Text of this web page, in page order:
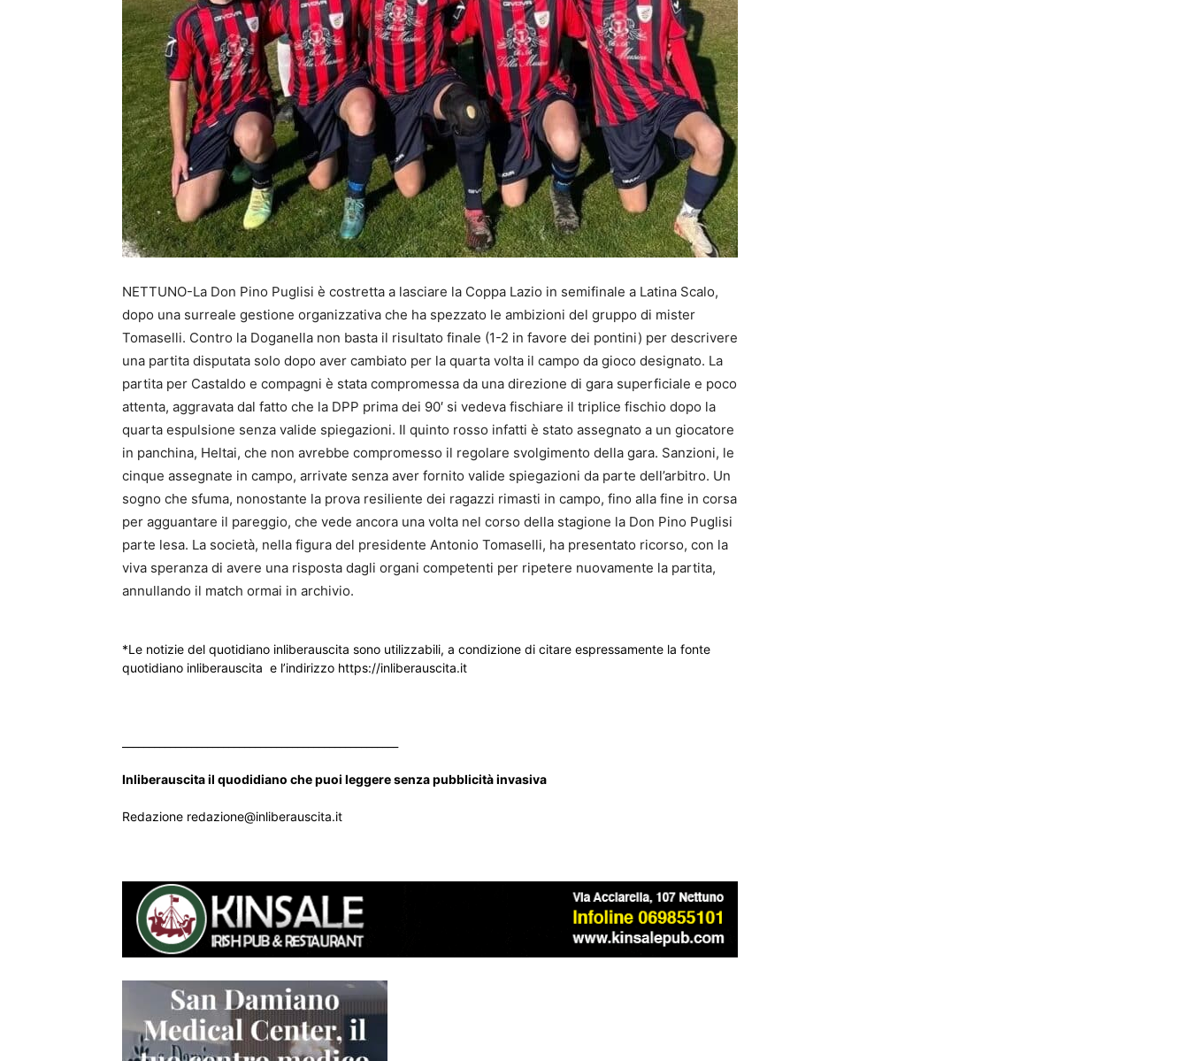
NETTUNO-La Don Pino Puglisi è costretta a lasciare la Coppa Lazio in semifinale a Latina Scalo,
dopo una surreale gestione organizzativa che ha spezzato le ambizioni del gruppo di mister
Tomaselli. Contro la Doganella non basta il risultato finale (1-2 in favore dei pontini) per descrivere
una partita disputata solo dopo aver cambiato per la quarta volta il campo da gioco designato. La
partita per Castaldo e compagni è stata compromessa da una direzione di gara superficiale e poco
attenta, aggravata dal fatto che la DPP prima dei 90′ si vedeva fischiare il triplice fischio dopo la
quarta espulsione senza valide spiegazioni. Il quinto rosso infatti è stato assegnato a un giocatore
in panchina, Heltai, che non avrebbe compromesso il regolare svolgimento della gara. Sanzioni, le
cinque assegnate in campo, arrivate senza aver fornito valide spiegazioni da parte dell’arbitro. Un
sogno che sfuma, nonostante la prova resiliente dei ragazzi rimasti in campo, fino alla fine in corsa
per agguantare il pareggio, che vede ancora una volta nel corso della stagione la Don Pino Puglisi
parte lesa. La società, nella figura del presidente Antonio Tomaselli, ha presentato ricorso, con la
viva speranza di avere una risposta dagli organi competenti per ripetere nuovamente la partita,
annullando il match ormai in archivio.
*Le notizie del quotidiano inliberauscita sono utilizzabili, a condizione di citare espressamente la fonte
quotidiano inliberauscita e l’indirizzo https://inliberauscita.it
Inliberauscita il quodidiano che puoi leggere senza pubblicità invasiva
Redazione redazione@inliberauscita.it